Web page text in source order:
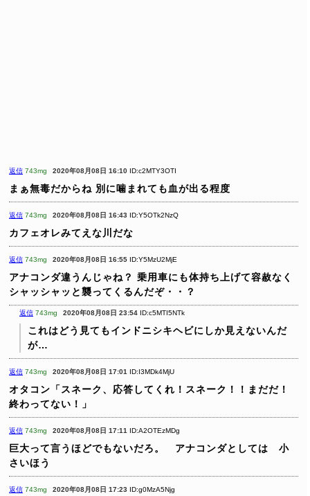
返信 743mg 2020年08月08日 16:10 ID:c2MTY3OTI
まぁ無毒だからね 別に噛まれても血が出る程度
返信 743mg 2020年08月08日 16:43 ID:Y5OTk2NzQ
カフェオレみてえな川だな
返信 743mg 2020年08月08日 16:55 ID:Y5MzU2MjE
アナコンダ違うんじゃね？ 乗用車にも体持ち上げて容赦なく
シャッシャッと襲ってくるんだぞ・・？
返信 743mg 2020年08月08日 23:54 ID:c5MTI5NTk
これはどう見てもインドニシキヘビにしか見えないんだ
が…
返信 743mg 2020年08月08日 17:01 ID:I3MDk4MjU
オタコン「スネーク、応答してくれ！スネーク！！まだだ！
終わってない！」
返信 743mg 2020年08月08日 17:11 ID:A2OTEzMDg
巨大って言うほどでもないだろ。 アナコンダとしては 小
さいほう
返信 743mg 2020年08月08日 17:23 ID:g0MzA5Njg